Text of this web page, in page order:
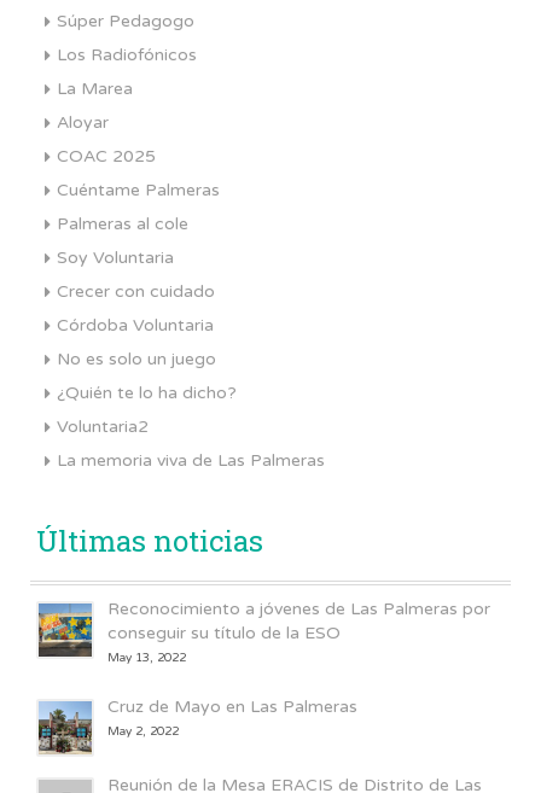
Súper Pedagogo
Los Radiofónicos
La Marea
Aloyar
COAC 2025
Cuéntame Palmeras
Palmeras al cole
Soy Voluntaria
Crecer con cuidado
Córdoba Voluntaria
No es solo un juego
¿Quién te lo ha dicho?
Voluntaria2
La memoria viva de Las Palmeras
Últimas noticias
Reconocimiento a jóvenes de Las Palmeras por
conseguir su título de la ESO
May 13, 2022
Cruz de Mayo en Las Palmeras
May 2, 2022
Reunión de la Mesa ERACIS de Distrito de Las